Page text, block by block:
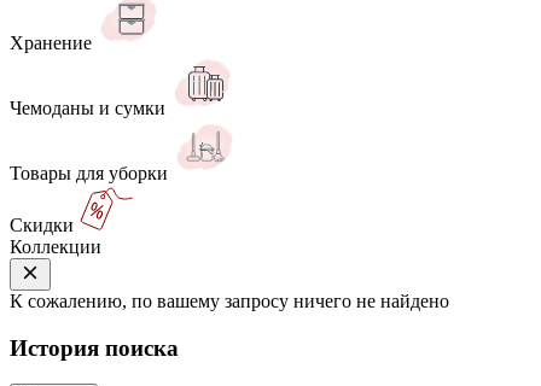
Хранение
Чемоданы и сумки
Товары для уборки
Скидки
Коллекции
К сожалению, по вашему запросу ничего не найдено
История поиска